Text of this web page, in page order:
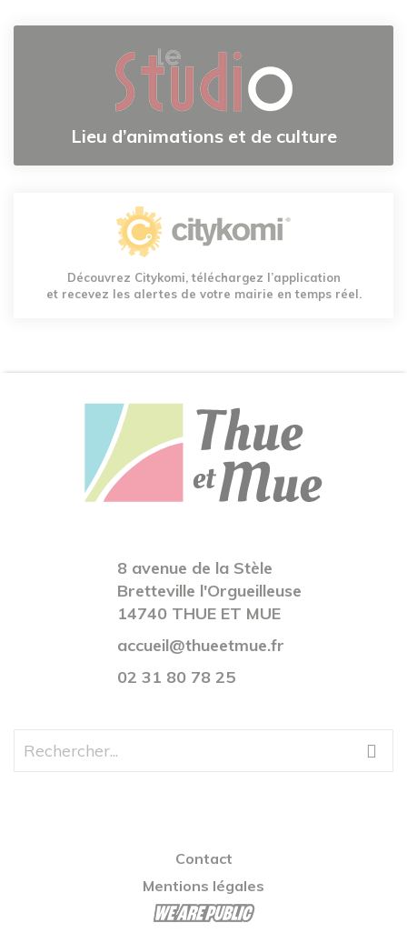
Lieu d’animations et de culture
Découvrez Citykomi, téléchargez l’application
et recevez les alertes de votre mairie en temps réel.
8 avenue de la Stèle
Bretteville l'Orgueilleuse
14740 THUE ET MUE
accueil@thueetmue.fr
02 31 80 78 25
Contact
Mentions légales